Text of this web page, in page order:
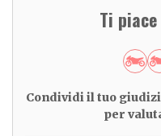
Ti
Condividi il tuo
per